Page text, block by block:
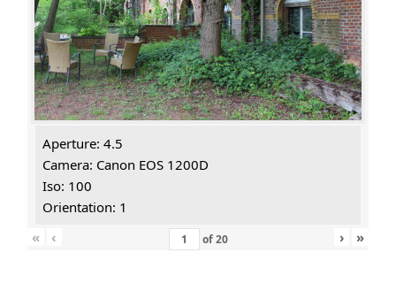
Aperture: 4.5
Camera: Canon EOS 1200D
Iso: 100
Orientation: 1
«
‹ of20 › »